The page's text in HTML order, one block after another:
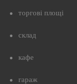
торгові площі
склад
кафе
гараж